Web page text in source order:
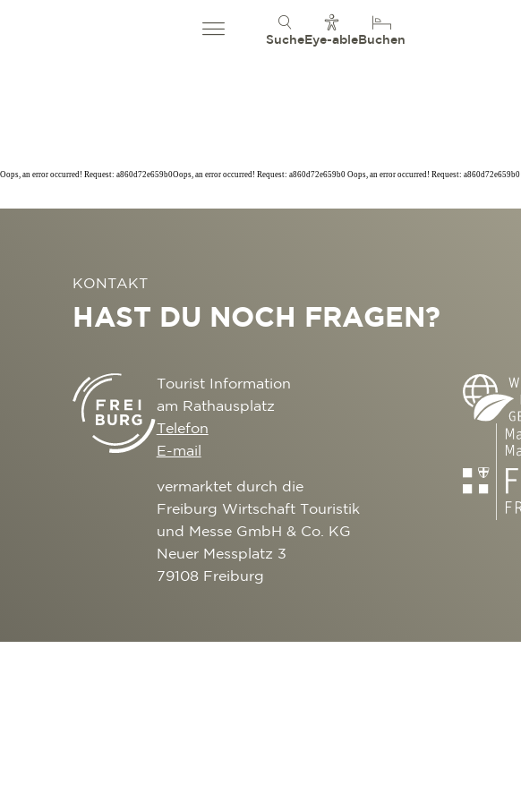
Suche Eye-able Buchen
Oops, an error occurred! Request: a860d72e659b0Oops, an error occurred! Request: a860d72e659b0 Oops, an error occurred! Request: a860d72e659b0
KONTAKT
HAST DU NOCH FRAGEN?
Tourist Information
am Rathausplatz
Telefon
E-mail
vermarktet durch die
Freiburg Wirtschaft Touristik
und Messe GmbH & Co. KG
Neuer Messplatz 3
79108 Freiburg